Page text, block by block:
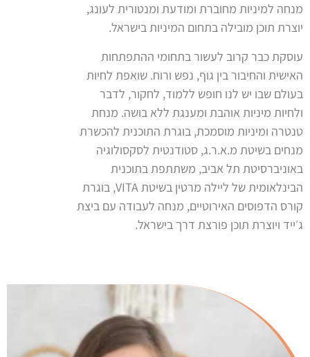
מנחה למיניות מחוברת ומודעת ומנטורית לעונג,
יוצרת תוכן מובילה בתחום המיניות בישראל.
עוסקת כבר קרוב לעשור בתחומי ההתפתחות
האישית והחיבור בין גוף, נפש ורוח. שואפת לחיות
בעולם שבו יש לנו חופש ללמוד, לחקור, לדבר
ולחיות מיניות אוהבת ומענגת ללא בושה. מנחת
טנטרה ומיניות מוסמכת, בוגרת התוכנית להכשרת
מנחים בשיטת מ.א.ר.ג, סטודנטית לסקסולוגיה
באוניברסיטת תל אביב, משתתפת בתוכנית
הבינלאומית של ליילה מרטין בשיטת VITA, בוגרת
קורס הדפוסים האירוטיים, מנחה לעבודה עם ביצת
ג׳ייד ויוצרת תוכן פורצת דרך בישראל.